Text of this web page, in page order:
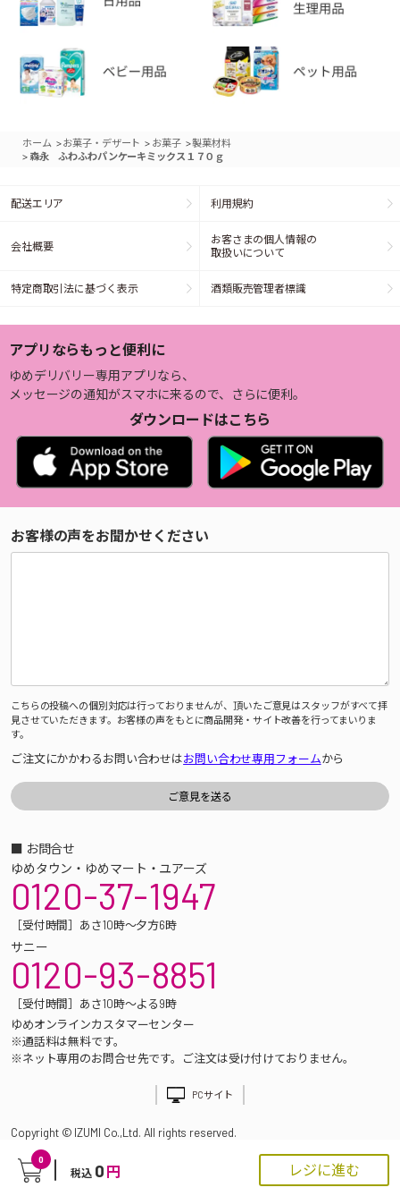
0
税込 0 円 レジに進む
ホーム >お菓子・デザート > お菓子 >製菓材料
> 森永 ふわふわパンケーキミックス１７０ｇ
配送エリア 利用規約
会社概要
お客さまの個人情報の
取扱いについて
特定商取引法に基づく表示 酒類販売管理者標識
アプリならもっと便利に
ゆめデリバリー専用アプリなら、
メッセージの通知がスマホに来るので、さらに便利。
ダウンロードはこちら
お客様の声をお聞かせください
こちらの投稿への個別対応は行っておりませんが、頂いたご意見はスタッフがすべて拝
見させていただきます。お客様の声をもとに商品開発・サイト改善を行ってまいりま
す。
ご注文にかかわるお問い合わせはお問い合わせ専用フォームから
■ お問合せ
ゆめタウン・ゆめマート・ユアーズ
0120-37-1947
［受付時間］あさ10時～夕方6時
サニー
0120-93-8851
［受付時間］あさ10時～よる9時
ゆめオンラインカスタマーセンター
※通話料は無料です。
※ネット専用のお問合せ先です。ご注文は受け付けておりません。
PCサイト
Copyright © IZUMI Co.,Ltd. All rights reserved.